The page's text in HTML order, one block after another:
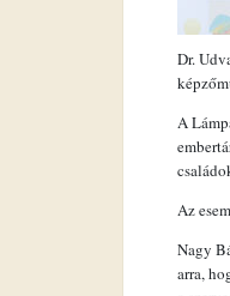
Dr.
A
Az
Nagy
arra,